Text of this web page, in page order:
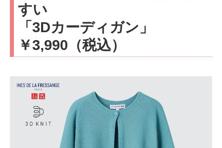
すい
「3Dカーディガン」
￥3,990（税込）